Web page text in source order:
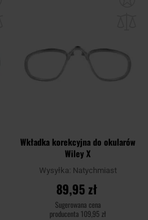
Wkładka korekcyjna do okularów
Wiley X
Wysyłka: Natychmiast
89,95 zł
Sugerowana cena
producenta 109,95 zł